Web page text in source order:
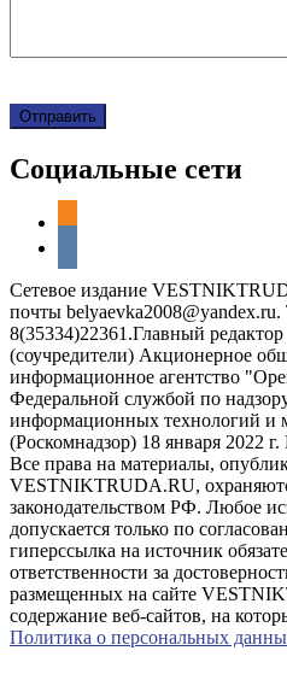
Социальные сети
Сетевое издание
почты
8(35334)22361.Главный
(соучредители) Акционерное
информационное агентство
Федеральной службой по
информационных технологий и
(Роскомнадзор) 18 января
Все права на материалы,
VESTNIKTRUDA.RU,
законодательством РФ. Любое
допускается только по
гиперссылка на источник
ответственности за
размещенных на сайте
содержание веб-сайтов, на
Политика о персональных